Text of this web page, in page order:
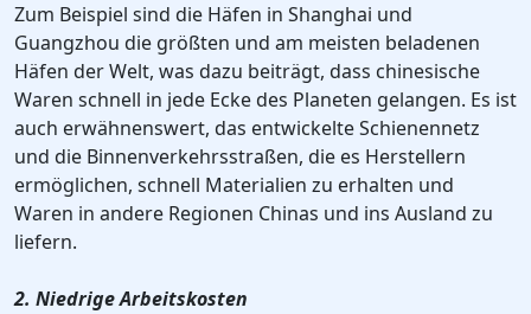
Zum Beispiel sind die Häfen in Shanghai und
Guangzhou die größten und am meisten beladenen
Häfen der Welt, was dazu beiträgt, dass chinesische
Waren schnell in jede Ecke des Planeten gelangen. Es ist
auch erwähnenswert, das entwickelte Schienennetz
und die Binnenverkehrsstraßen, die es Herstellern
ermöglichen, schnell Materialien zu erhalten und
Waren in andere Regionen Chinas und ins Ausland zu
liefern.
2. Niedrige Arbeitskosten